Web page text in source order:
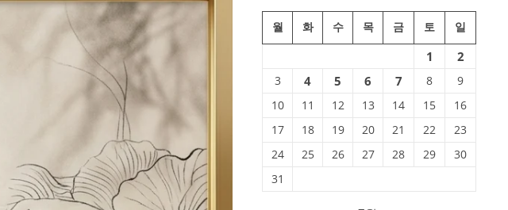
월 화 수 목 금 토 일
1 2
3 4 5 6 7 8
9
10
11 12 13 14 15
16
17
18 19 20 21 22
23
24
25 26 27 28 29
30
31